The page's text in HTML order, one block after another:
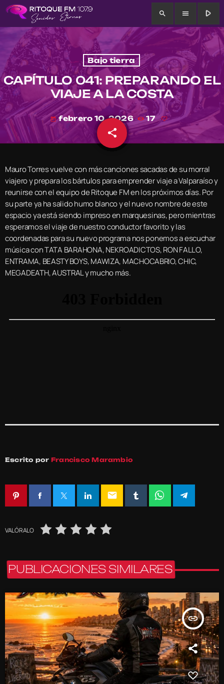
search menu play_arrow
Bajo tierra
CAPÍTULO 041: PREPARANDO EL
VIAJE A LA COSTA
today febrero 10, 2026 17
share
email
Mauro Torres vuelve con más canciones sacadas de su morral
viajero y prepara los bártulos para emprender viaje a Valparaíso y
reunirse con el equipo de Ritoque FM en los próximos días. Por
su parte ya ha salido humo blanco y el nuevo nombre de este
espacio ya está siendo impreso en marquesinas, pero mientras
esperamos el viaje de nuestro conductor favorito y las
coordenadas para su nuevo programa nos ponemos a escuchar
música con TATA BARAHONA, NEKROADICTOS, RON FALLO,
ENTRAMA, BEASTY BOYS, MAWIZA, MACHOCABRIO, CHIC,
MEGADEATH, AUSTRAL y mucho más.
Escrito por Francisco Marambio
email
VALÓRALO
PUBLICACIONES SIMILARES
insert_link